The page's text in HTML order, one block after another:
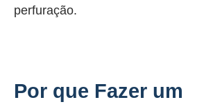
perfuração.
Por que Fazer um